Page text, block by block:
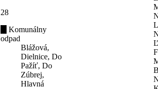
28
Komunálny
odpad
Blážová,
Dielnice, Do
Pažíť, Do
Zúbrej,
Hlavná